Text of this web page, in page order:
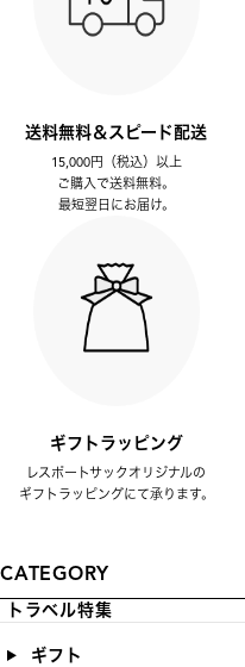
送料無料＆スピード配送
15,000円（税込）以上
ご購入で送料無料。
最短翌日にお届け。
ギフトラッピング
レスポートサックオリジナルの
ギフトラッピングにて承ります。
CATEGORY
トラベル特集
ギフト